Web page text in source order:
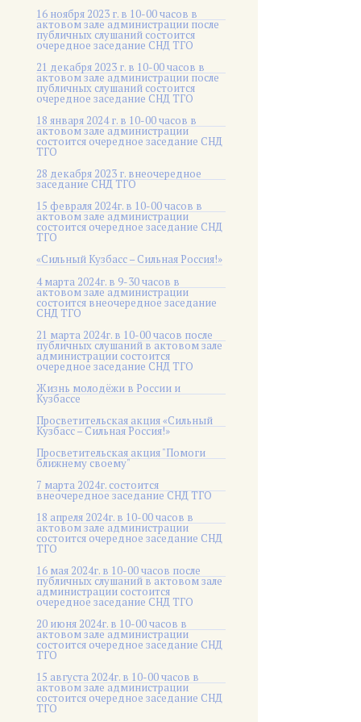
16 ноября 2023 г. в 10-00 часов в
актовом зале администрации после
публичных слушаний состоится
очередное заседание СНД ТГО
21 декабря 2023 г. в 10-00 часов в
актовом зале администрации после
публичных слушаний состоится
очередное заседание СНД ТГО
18 января 2024 г. в 10-00 часов в
актовом зале администрации
состоится очередное заседание СНД
ТГО
28 декабря 2023 г. внеочередное
заседание СНД ТГО
15 февраля 2024г. в 10-00 часов в
актовом зале администрации
состоится очередное заседание СНД
ТГО
«Сильный Кузбасс – Сильная Россия!»
4 марта 2024г. в 9-30 часов в
актовом зале администрации
состоится внеочередное заседание
СНД ТГО
21 марта 2024г. в 10-00 часов после
публичных слушаний в актовом зале
администрации состоится
очередное заседание СНД ТГО
Жизнь молодёжи в России и
Кузбассе
Просветительская акция «Сильный
Кузбасс – Сильная Россия!»
Просветительская акция "Помоги
ближнему своему"
7 марта 2024г. состоится
внеочередное заседание СНД ТГО
18 апреля 2024г. в 10-00 часов в
актовом зале администрации
состоится очередное заседание СНД
ТГО
16 мая 2024г. в 10-00 часов после
публичных слушаний в актовом зале
администрации состоится
очередное заседание СНД ТГО
20 июня 2024г. в 10-00 часов в
актовом зале администрации
состоится очередное заседание СНД
ТГО
15 августа 2024г. в 10-00 часов в
актовом зале администрации
состоится очередное заседание СНД
ТГО